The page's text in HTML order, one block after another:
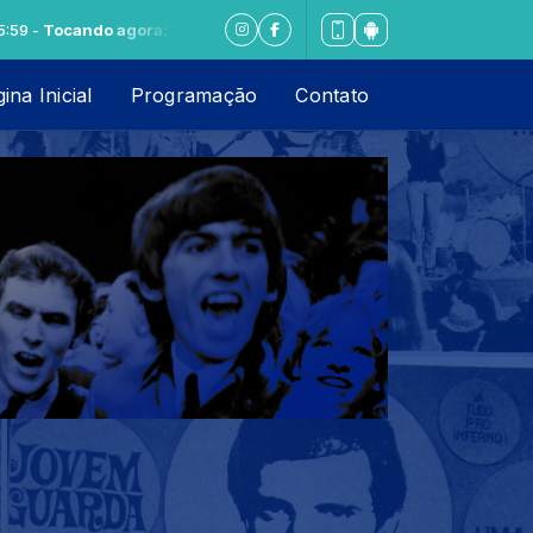
agora: The Platters - To Each His Own
Inicial Programação Contato